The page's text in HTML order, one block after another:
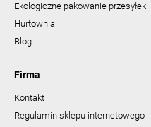
Ekologiczne pakowanie przesyłek
Hurtownia
Blog
Firma
Kontakt
Regulamin sklepu internetowego